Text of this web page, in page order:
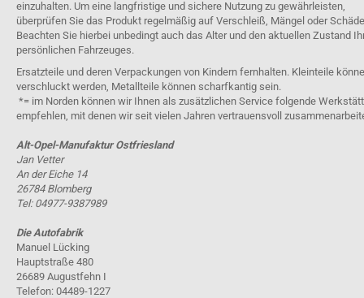
einzuhalten. Um eine langfristige und sichere Nutzung zu gewährleisten,
überprüfen Sie das Produkt regelmäßig auf Verschleiß, Mängel oder
Beachten Sie hierbei unbedingt auch das Alter und den aktuellen Zustand
persönlichen Fahrzeuges.
Ersatzteile und deren Verpackungen von Kindern fernhalten. Kleinteile
verschluckt werden, Metallteile können scharfkantig sein.
*= im Norden können wir Ihnen als zusätzlichen Service folgende
empfehlen, mit denen wir seit vielen Jahren vertrauensvoll
Alt-Opel-Manufaktur Ostfriesland
Jan Vetter
An der Eiche 14
26784 Blomberg
Tel: 04977-9387989
Die Autofabrik
Manuel Lücking
Hauptstraße 480
26689 Augustfehn I
Telefon: 04489-1227